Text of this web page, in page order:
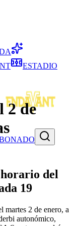
ESTADIO
2 de
del
19
martes 2 de enero, a
autonómico,